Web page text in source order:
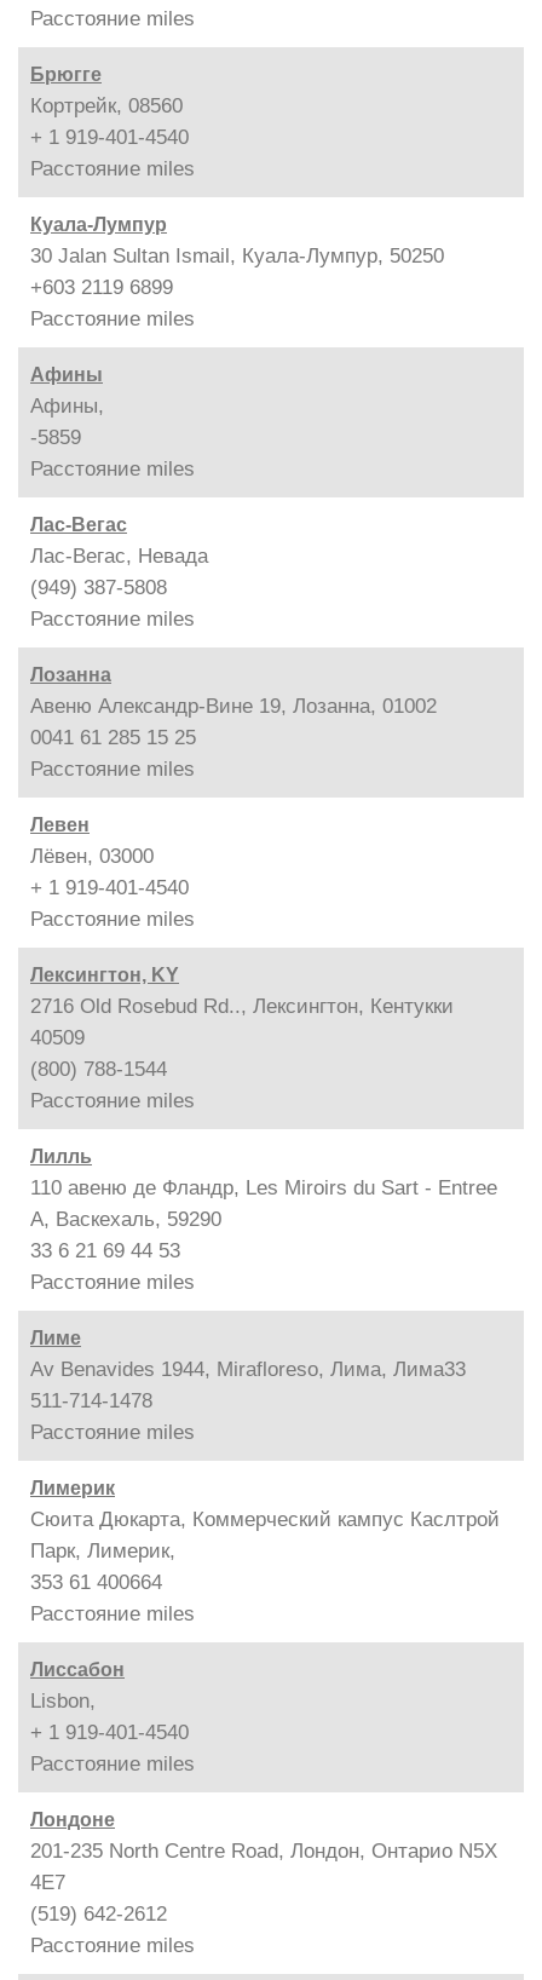
Расстояние miles
Брюгге
Кортрейк, 08560
+ 1 919-401-4540
Расстояние miles
Куала-Лумпур
30 Jalan Sultan Ismail, Куала-Лумпур, 50250
+603 2119 6899
Расстояние miles
Афины
Афины,
-5859
Расстояние miles
Лас-Вегас
Лас-Вегас, Невада
(949) 387-5808
Расстояние miles
Лозанна
Авеню Александр-Вине 19, Лозанна, 01002
0041 61 285 15 25
Расстояние miles
Левен
Лёвен, 03000
+ 1 919-401-4540
Расстояние miles
Лексингтон, KY
2716 Old Rosebud Rd.., Лексингтон, Кентукки
40509
(800) 788-1544
Расстояние miles
Лилль
110 авеню де Фландр, Les Miroirs du Sart - Entree
A, Васкехаль, 59290
33 6 21 69 44 53
Расстояние miles
Лиме
Av Benavides 1944, Mirafloreso, Лима, Лима33
511-714-1478
Расстояние miles
Лимерик
Сюита Дюкарта, Коммерческий кампус Каслтрой
Парк, Лимерик,
353 61 400664
Расстояние miles
Лиссабон
Lisbon,
+ 1 919-401-4540
Расстояние miles
Лондоне
201-235 North Centre Road, Лондон, Онтарио N5X
4E7
(519) 642-2612
Расстояние miles